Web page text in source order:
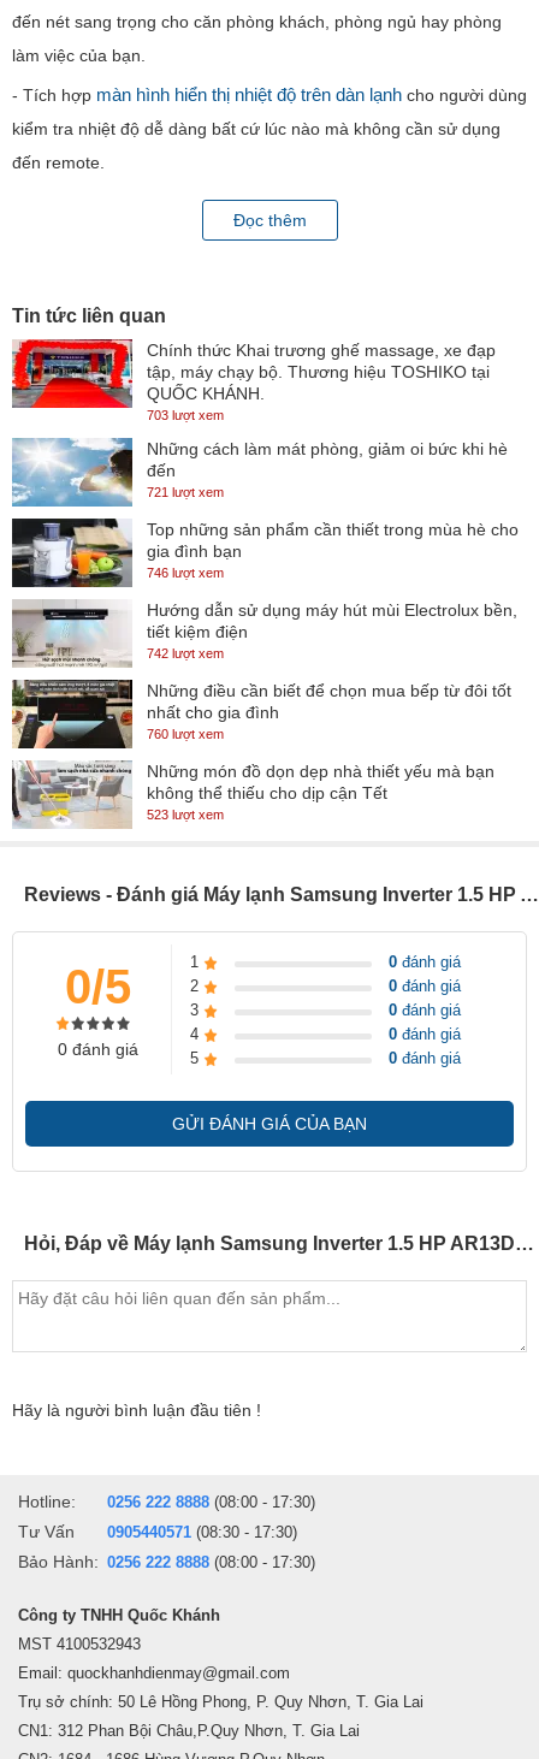
đến nét sang trọng cho căn phòng khách, phòng ngủ hay phòng
làm việc của bạn.
- Tích hợp màn hình hiển thị nhiệt độ trên dàn lạnh cho người dùng
kiểm tra nhiệt độ dễ dàng bất cứ lúc nào mà không cần sử dụng
đến remote.
- Ngoại hình dàn nóng được làm gọn gàng, chất liệu bền chắc,
khi bố trí ở ngoài trời.
- Chiếcmáy lạnh Samsungnày trang bịống dẫn gas bằng
đồngbơm gas hiệu quả giúp duy trì khả năng làm lạnh tối ưu.
tản nhiệt làm bằng nhôm phủ lớp BlueFin
chế ăn mòn theo thời gian.
* Hình ảnh chỉ mang tính chất minh họa
Công nghệ làm lạnh
cửa thổi khí cho không khí được phát tán rộng, xa và đều khắp
không gian phòng, đạt hiệu suất làm lạnh nhanh lên tới 43% so với
tốc độ thông thường.
trái phải một cách tự độnggiúp khí lạnh tỏa đều mọi ngõ ngách
trong căn phòng, tạo môi trường sống thoải mái hơn cho gia đình.
Đọc thêm
Tin tức liên quan
Chính thức Khai trương ghế massage, xe đạp
tập, máy chạy bộ. Thương hiệu TOSHIKO tại
QUỐC KHÁNH.
703 lượt xem
Những cách làm mát phòng, giảm oi bức khi hè
đến
721 lượt xem
Top những sản phẩm cần thiết trong mùa hè cho
gia đình bạn
746 lượt xem
Hướng dẫn sử dụng máy hút mùi Electrolux bền,
tiết kiệm điện
742 lượt xem
Những điều cần biết để chọn mua bếp từ đôi tốt
nhất cho gia đình
760 lượt xem
Những món đồ dọn dẹp nhà thiết yếu mà bạn
không thể thiếu cho dịp cận Tết
523 lượt xem
Reviews - Đánh giá Máy lạnh Samsung Inverter 1.5 HP AR13DYHZAWKNSV
0/5
0 đánh giá
1 0 đánh giá
2
0 đánh giá
3
0 đánh giá
4
0 đánh giá
5
0 đánh giá
GỬI ĐÁNH GIÁ CỦA BẠN
Hỏi, Đáp về Máy lạnh Samsung Inverter 1.5 HP AR13DYHZAWKNSV
Hãy là người bình luận đầu tiên !
Hotline: 0256 222 8888 (08:00 - 17:30)
Tư Vấn 0905440571 (08:30 - 17:30)
Bảo Hành: 0256 222 8888 (08:00 - 17:30)
Công ty TNHH Quốc Khánh
MST 4100532943
Email: quockhanhdienmay@gmail.com
Trụ sở chính: 50 Lê Hồng Phong, P. Quy Nhơn, T. Gia Lai
CN1: 312 Phan Bội Châu,P.Quy Nhơn, T. Gia Lai